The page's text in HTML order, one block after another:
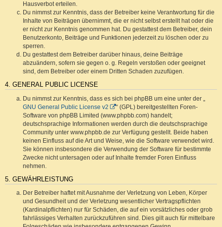
Hausverbot erteilen.
Du nimmst zur Kenntnis, dass der Betreiber keine Verantwortung für die
Inhalte von Beiträgen übernimmt, die er nicht selbst erstellt hat oder die
er nicht zur Kenntnis genommen hat. Du gestattest dem Betreiber, dein
Benutzerkonto, Beiträge und Funktionen jederzeit zu löschen oder zu
sperren.
Du gestattest dem Betreiber darüber hinaus, deine Beiträge
abzuändern, sofern sie gegen o. g. Regeln verstoßen oder geeignet
sind, dem Betreiber oder einem Dritten Schaden zuzufügen.
4. GENERAL PUBLIC LICENSE
Du nimmst zur Kenntnis, dass es sich bei phpBB um eine unter der „
GNU General Public License v2
“ (GPL) bereitgestellten Foren-
Software von phpBB Limited (www.phpbb.com) handelt;
deutschsprachige Informationen werden durch die deutschsprachige
Community unter www.phpbb.de zur Verfügung gestellt. Beide haben
keinen Einfluss auf die Art und Weise, wie die Software verwendet wird.
Sie können insbesondere die Verwendung der Software für bestimmte
Zwecke nicht untersagen oder auf Inhalte fremder Foren Einfluss
nehmen.
5. GEWÄHRLEISTUNG
Der Betreiber haftet mit Ausnahme der Verletzung von Leben, Körper
und Gesundheit und der Verletzung wesentlicher Vertragspflichten
(Kardinalpflichten) nur für Schäden, die auf ein vorsätzliches oder grob
fahrlässiges Verhalten zurückzuführen sind. Dies gilt auch für mittelbare